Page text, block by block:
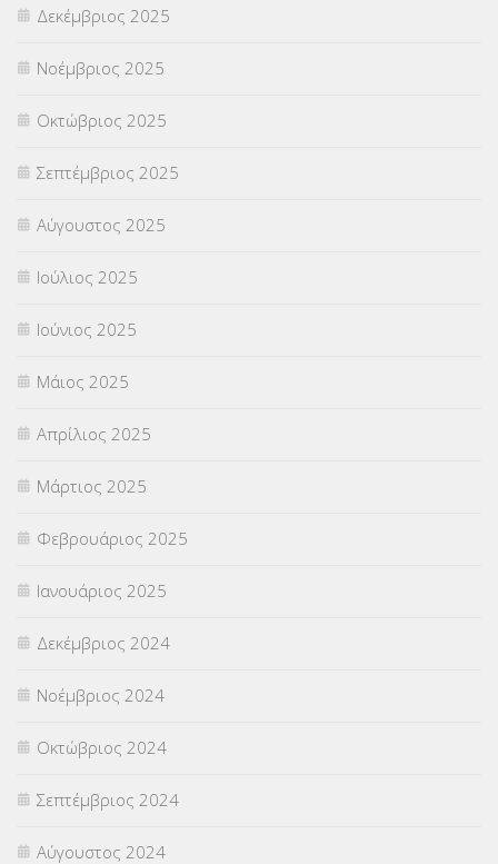
ΣΧΟΛΙΚΟΙ ΣΥΜΒΟΥΛΟΙ
ΥΠΕΡΑΡΙΘΜΟΙ(1)
ΥΠΟΤΡΟΦΙΕΣ(28)
ΦΥΣΙΚΗ ΑΓΩΓΗ(692)
Χωρίς κατηγορία
Δεκέμβριος 2025
Νοέμβριος 2025
Οκτώβριος 2025
Σεπτέμβριος 2025
Αύγουστος 2025
Ιούλιος 2025
Ιούνιος 2025
Μάιος 2025
Απρίλιος 2025
Μάρτιος 2025
Φεβρουάριος 2025
Ιανουάριος 2025
Δεκέμβριος 2024
Νοέμβριος 2024
Οκτώβριος 2024
Σεπτέμβριος 2024
Αύγουστος 2024